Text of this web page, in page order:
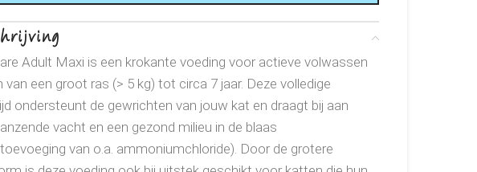
Adult Maxi is een krokante voeding voor actieve volwassen
van een groot ras (> 5 kg) tot circa 7 jaar. Deze volledige
ondersteunt de gewrichten van jouw kat en draagt bij aan
vacht en een gezond milieu in de blaas
van o.a. ammoniumchloride). Door de grotere